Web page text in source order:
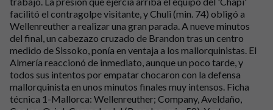
facilitó el contragolpe visitante, y Chuli (min. 74) obligó a
Wellenreuther a realizar una gran parada. A nueve minutos
del final, un cabezazo cruzado de Brandon tras un centro
medido de Sissoko, ponía en ventaja a los mallorquinistas. El
Almería reaccionó de inmediato, aunque un poco tarde, y
todos sus intentos por empatar chocaron con la defensa
mallorquinista en unos minutos finales muy intensos. Ficha
técnica 1-Mallorca: Wellenreuther; Company, Aveldaño,